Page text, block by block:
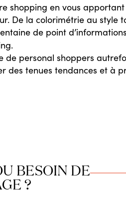
shopping en vous
De la colorimétrie au style
de point
de personal shoppers
des tenues tendances et à
BESOIN DE
?